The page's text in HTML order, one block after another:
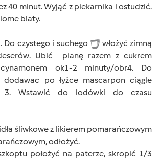
40 minut. Wyjąć z piekarnika i ostudzić.
blaty.
Do czystego i suchego
włożyć zimną
Ubić pianę razem z cukrem
ok1-2 minuty/obr4. Do
dodawac po łyżce mascarpon ciągle
3. Wstawić do lodówki do czasu
śliwkowe z likierem pomarańczowym
odłożyć.
położyć na paterze, skropić 1/3